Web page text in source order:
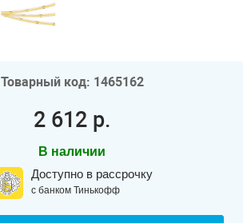
Товарный код: 1465162
2 612 р.
В наличии
Доступно в рассрочку
с банком Тинькофф